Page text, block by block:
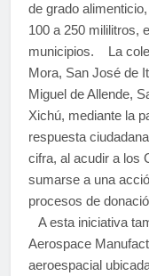
de grado
100 a 250 mililitros,
municipios. La
Mora, San José de
Miguel de Allende,
Xichú, mediante la
respuesta
cifra, al acudir a los
sumarse a una
procesos de
A esta iniciativa
Aerospace
aeroespacial